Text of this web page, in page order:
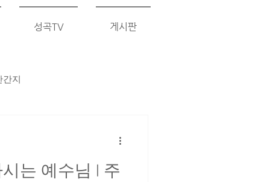
성곡TV 게시판
간지
는 예수님 | 주